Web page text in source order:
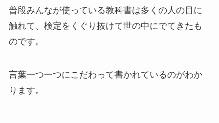
普段みんなが使っている教科書は多くの人の目に
触れて、検定をくぐり抜けて世の中にでてきたも
のです。
言葉一つ一つにこだわって書かれているのがわか
ります。